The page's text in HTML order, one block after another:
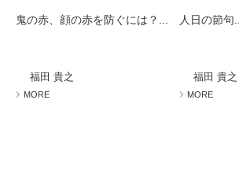
鬼の赤、顔の赤を防ぐには？...
福田 貴之
MORE
人日の節句...
福田 貴之
MORE